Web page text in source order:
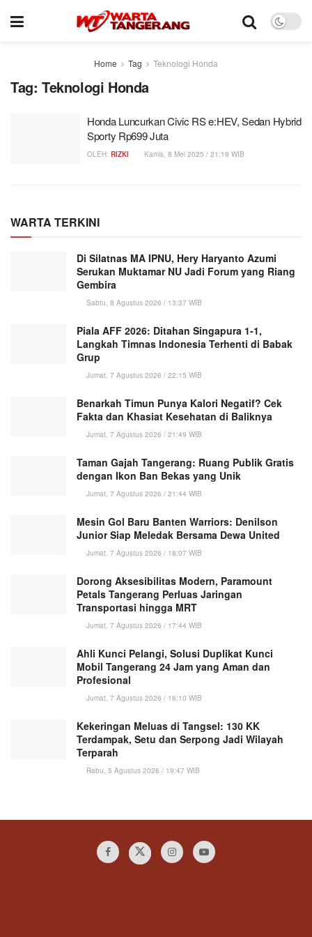
Home Tag Teknologi Honda
Tag: Teknologi Honda
Honda Luncurkan Civic RS e:HEV, Sedan Hybrid
Sporty Rp699 Juta
OLEH: RIZKI Kamis, 8 Mei 2025 / 21:19 WIB
WARTA TERKINI
Di Silatnas MA IPNU, Hery Haryanto Azumi
Serukan Muktamar NU Jadi Forum yang Riang
Gembira
Sabtu, 8 Agustus 2026 / 13:37 WIB
Piala AFF 2026: Ditahan Singapura 1-1,
Langkah Timnas Indonesia Terhenti di Babak
Grup
Jumat, 7 Agustus 2026 / 22:15 WIB
Benarkah Timun Punya Kalori Negatif? Cek
Fakta dan Khasiat Kesehatan di Baliknya
Jumat, 7 Agustus 2026 / 21:49 WIB
Taman Gajah Tangerang: Ruang Publik Gratis
dengan Ikon Ban Bekas yang Unik
Jumat, 7 Agustus 2026 / 21:44 WIB
Mesin Gol Baru Banten Warriors: Denilson
Junior Siap Meledak Bersama Dewa United
Jumat, 7 Agustus 2026 / 18:07 WIB
Dorong Aksesibilitas Modern, Paramount
Petals Tangerang Perluas Jaringan
Transportasi hingga MRT
Jumat, 7 Agustus 2026 / 17:44 WIB
Ahli Kunci Pelangi, Solusi Duplikat Kunci
Mobil Tangerang 24 Jam yang Aman dan
Profesional
Jumat, 7 Agustus 2026 / 16:10 WIB
Kekeringan Meluas di Tangsel: 130 KK
Terdampak, Setu dan Serpong Jadi Wilayah
Terparah
Rabu, 5 Agustus 2026 / 19:47 WIB